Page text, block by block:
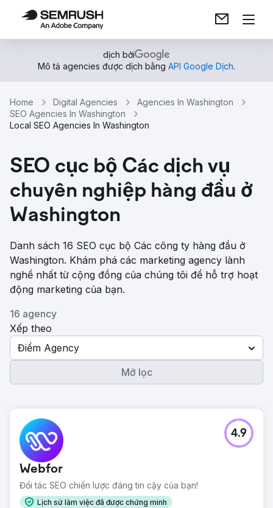
dịch bởi
Mô tả agencies được dịch bằng API Google Dịch.
Home Digital Agencies
Agencies In Washington
SEO Agencies In Washington
Local SEO Agencies In Washington
SEO cục bộ Các dịch vụ
chuyên nghiệp hàng đầu ở
Washington
Danh sách 16 SEO cục bộ Các công ty hàng đầu ở
Washington. Khám phá các marketing agency lành
nghề nhất từ ​​cộng đồng của chúng tôi để hỗ trợ hoạt
động marketing của bạn.
16 agency
Xếp theo
Điểm Agency
Mở lọc
Webfor
Đối tác SEO chiến lược đáng tin cậy của bạn!
Lịch sử làm việc đã được chứng minh
4.9